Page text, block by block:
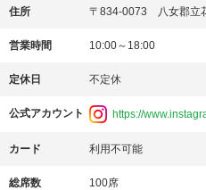
住所 〒834-0073 八女郡立
営業時間 10:00～18:00
定休日 不定休
公式アカウント https://
カード 利用不可能
総席数 100席